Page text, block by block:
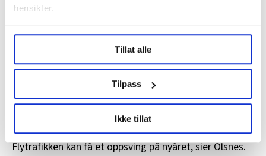
hensikter.
Undermer infokan du lese om hvordan dine personlige
data behandles og hvordan du kan velge hvordan de skal
brukes. Du kan hele tiden endre eller trekke tilbake ditt
samtykke fra erklæringen om informasjonskapsler.
LO Medias publikasjoner frifagbevegelse.no, hk-nytt.no
og fontene.no bruker informasjonskapsler (cookies) for å
lære hvordan våre nettsider blir brukt slik at vi tilby
relevant innhold, tilpassede annonser og utarbeide
Tillat alle
Tilpass
Ikke tillat
En uke før julaften – 17. desember – sendte Aviator
Airport Alliance ut et skriftlig varsel om permittering til
alle ansatte i Norge. Det betyr likevel ikke at alle blir
permittert. Nå skal lokal ledelse og lokale tillitsvalgte
ved de ulike flyplassene drøfte om det er behov for
permitteringer eller ikke, forklarer tillitsvalgt Håkon
Olsnes.
– Det er fortsatt usikkert om det blir permitteringer.
Flytrafikken kan få et oppsving på nyåret, sier Olsnes.